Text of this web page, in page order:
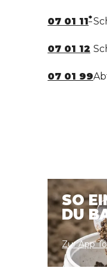
07 01 11*
07 01 12
07 01 99
SO
DU
Zur App